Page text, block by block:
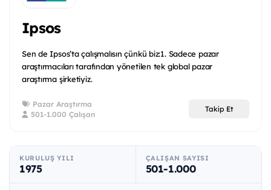
Ipsos
Sen de Ipsos’ta çalışmalısın çünkü biz:1. Sadece pazar
araştırmacıları tarafından yönetilen tek global pazar
araştırma şirketiyiz.
Pazar Araştırma
501-1.000 Çalışan
Takip Et
KURULUŞ YILI
1975
ÇALIŞAN SAYISI
501-1.000